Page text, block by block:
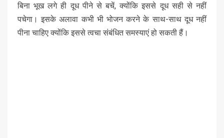
बिना भूख लगे ही दूध पीने से बचें, क्योंकि इससे दूध सही से नहीं
पचेगा। इसके अलावा कभी भी भोजन करने के साथ-साथ दूध नहीं
पीना चाहिए क्योंकि इससे त्वचा संबंधित समस्याएं हो सकती हैं।